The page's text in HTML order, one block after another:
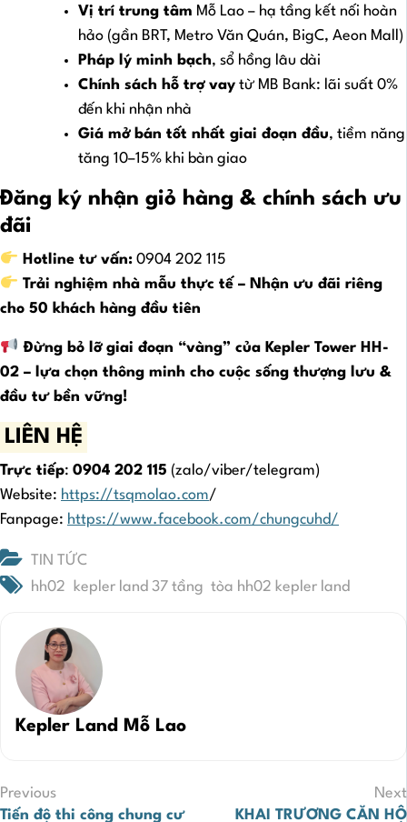
Vị trí trung tâm Mỗ Lao – hạ tầng kết nối hoàn
hảo (gần BRT, Metro Văn Quán, BigC, Aeon Mall)
Pháp lý minh bạch, sổ hồng lâu dài
Chính sách hỗ trợ vay từ MB Bank: lãi suất 0%
đến khi nhận nhà
Giá mở bán tốt nhất giai đoạn đầu, tiềm năng
tăng 10–15% khi bàn giao
Đăng ký nhận giỏ hàng & chính sách ưu
đãi
Hotline tư vấn:0904 202 115
Trải nghiệm nhà mẫu thực tế – Nhận ưu đãi riêng
cho 50 khách hàng đầu tiên
Đừng bỏ lỡ giai đoạn “vàng” của Kepler Tower HH-
02 – lựa chọn thông minh cho cuộc sống thượng lưu &
đầu tư bền vững!
LIÊN HỆ
Trực tiếp: 0904 202 115 (zalo/viber/telegram)
Website: https://tsqmolao.com/
Fanpage: https://www.facebook.com/chungcuhd/
TIN TỨC
hh02
kepler land 37 tầng tòa hh02 kepler land
Kepler Land Mỗ Lao
Điều
Previous
Tiến độ thi công chung cư
Next
KHAI TRƯƠNG CĂN HỘ